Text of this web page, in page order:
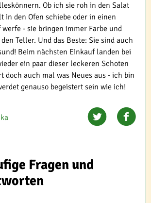
Ob ich sie roh in den Salat
in den Ofen schiebe oder in einen
- sie bringen immer Farbe und
Teller. Und das Beste: Sie sind auch
Beim nächsten Einkauf landen bei
ein paar dieser leckeren Schoten
doch auch mal was Neues aus - ich bin
genauso begeistert sein wie ich!
Fragen und